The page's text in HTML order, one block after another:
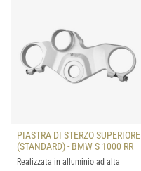
PIASTRA DI STERZO SUPERIORE
(STANDARD) - BMW S 1000 RR
Realizzata in alluminio ad alta